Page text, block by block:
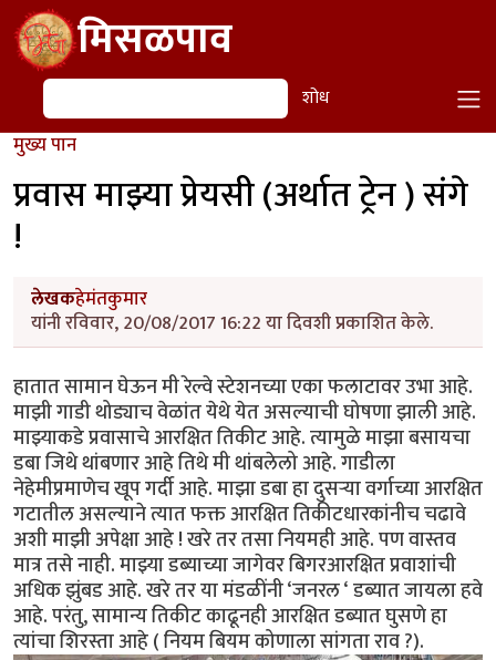
Skip to main contentमिसळपाव
शोध शोध
मुख्य पान
प्रवास माझ्या प्रेयसी (अर्थात ट्रेन ) संगे
!
लेखकहेमंतकुमार
यांनी रविवार, 20/08/2017 16:22 या दिवशी प्रकाशित केले.
हातात सामान घेऊन मी रेल्वे स्टेशनच्या एका फलाटावर उभा आहे.
माझी गाडी थोड्याच वेळांत येथे येत असल्याची घोषणा झाली आहे.
माझ्याकडे प्रवासाचे आरक्षित तिकीट आहे. त्यामुळे माझा बसायचा
डबा जिथे थांबणार आहे तिथे मी थांबलेलो आहे. गाडीला
नेहेमीप्रमाणेच खूप गर्दी आहे. माझा डबा हा दुसऱ्या वर्गाच्या आरक्षित
गटातील असल्याने त्यात फक्त आरक्षित तिकीटधारकांनीच चढावे
अशी माझी अपेक्षा आहे ! खरे तर तसा नियमही आहे. पण वास्तव
मात्र तसे नाही. माझ्या डब्याच्या जागेवर बिगरआरक्षित प्रवाशांची
अधिक झुंबड आहे. खरे तर या मंडळींनी ‘जनरल ‘ डब्यात जायला हवे
आहे. परंतु, सामान्य तिकीट काढूनही आरक्षित डब्यात घुसणे हा
त्यांचा शिरस्ता आहे ( नियम बियम कोणाला सांगता राव ?).